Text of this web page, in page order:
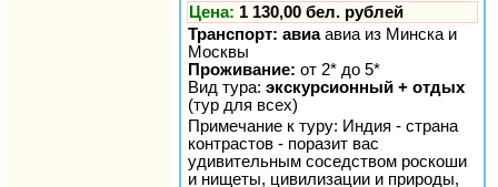
Цена: 1 130,00 бел. рублей
Транспорт: авиаавиа из Минска и
Москвы
Проживание: от 2* до 5*
Вид тура: экскурсионный + отдых
(тур для всех)
Примечание к туру: Индия - страна
контрастов - поразит вас
удивительным соседством роскоши
и нищеты, цивилизации и природы,